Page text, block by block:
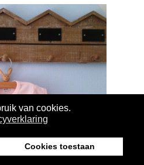
van cookies.
Cookies toestaan